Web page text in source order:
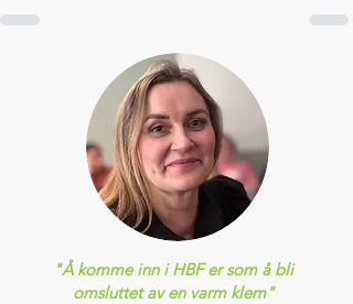
"Å komme inn i HBF er som å bli
omsluttet av en varm klem"